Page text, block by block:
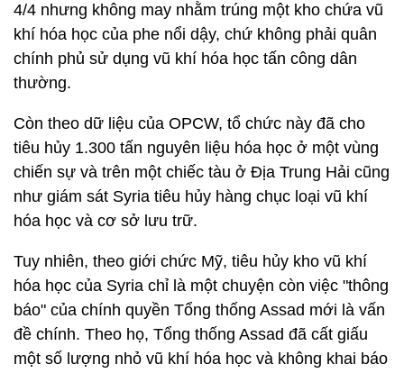
4/4 nhưng không may nhằm trúng một kho chứa vũ
khí hóa học của phe nổi dậy, chứ không phải quân
chính phủ sử dụng vũ khí hóa học tấn công dân
thường.
Còn theo dữ liệu của OPCW, tổ chức này đã cho
tiêu hủy 1.300 tấn nguyên liệu hóa học ở một vùng
chiến sự và trên một chiếc tàu ở Địa Trung Hải cũng
như giám sát Syria tiêu hủy hàng chục loại vũ khí
hóa học và cơ sở lưu trữ.
Tuy nhiên, theo giới chức Mỹ, tiêu hủy kho vũ khí
hóa học của Syria chỉ là một chuyện còn việc "thông
báo" của chính quyền Tổng thống Assad mới là vấn
đề chính. Theo họ, Tổng thống Assad đã cất giấu
một số lượng nhỏ vũ khí hóa học và không khai báo